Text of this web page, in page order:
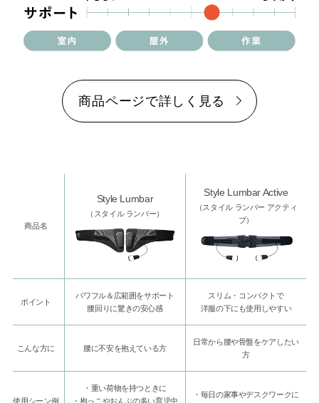
商品ページで詳しく見る
商品名
Style Lumbar
（スタイル ランバー）
Style Lumbar Active
（スタイル ランバー アクティ
ブ）
ポイント
パワフル＆広範囲をサポート
腰回りに驚きの安心感
スリム・コンパクトで
洋服の下にも使用しやすい
こんな方に 腰に不安を抱えている方
日常から腰や骨盤をケアしたい
方
使用シーン例
・重い荷物を持つときに
・抱っこやおんぶの多い育児中
・毎日の家事やデスクワークに